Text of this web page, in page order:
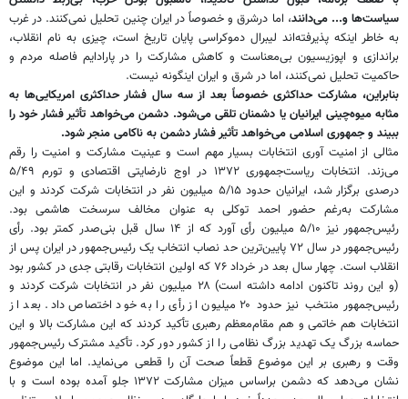
سیاست‌ها و... می‌دانند، اما درشرق و خصوصاً در ایران چنین تحلیل نمی‌کنند. در غرب
به خاطر اینکه پذیرفته‌اند لیبرال دموکراسی پایان تاریخ است، چیزی به نام انقلاب،
براندازی و اپوزیسیون بی‌معناست و کاهش مشارکت را در پارادایم فاصله مردم و
حاکمیت تحلیل نمی‌کنند، اما در شرق و ایران اینگونه نیست.
بنابراین، مشارکت حداکثری خصوصاً بعد از سه سال فشار حداکثری امریکایی‌ها به
مثابه میوه‌چینی ایرانیان یا دشمنان تلقی می‌شود. دشمن می‌خواهد تأثیر فشار خود را
ببیند و جمهوری اسلامی می‌خواهد تأثیر فشار دشمن به ناکامی منجر شود.
مثالی از امنیت آوری انتخابات بسیار مهم است و عینیت مشارکت و امنیت را رقم
می‌زند. انتخابات ریاست‌جمهوری ۱۳۷۲ در اوج نارضایتی اقتصادی و تورم ۵/۴۹
درصدی برگزار شد، ایرانیان حدود ۵/۱۵ میلیون نفر در انتخابات شرکت کردند و این
مشارکت به‌رغم حضور احمد توکلی به عنوان مخالف سرسخت هاشمی بود.
رئیس‌جمهور نیز ۵/۱۰ میلیون رأی آورد که از ۱۴ سال قبل بنی‌صدر کمتر بود. رأی
رئیس‌جمهور در سال ۷۲ پایین‌ترین حد نصاب انتخاب یک رئیس‌جمهور در ایران پس از
انقلاب است. چهار سال بعد در خرداد ۷۶ که اولین انتخابات رقابتی جدی در کشور بود
(و این روند تاکنون ادامه داشته است) ۲۸ میلیون نفر در انتخابات شرکت کردند و
رئیس‌جمهور منتخب نیز حدود ۲۰ میلیون از رأی را به خود اختصاص داد. بعد از
انتخابات هم خاتمی و هم مقام‌معظم رهبری تأکید کردند که این مشارکت بالا و این
حماسه بزرگ یک تهدید بزرگ نظامی را از کشور دور کرد. تأکید مشترک رئیس‌جمهور
وقت و رهبری بر این موضوع قطعاً صحت آن را قطعی می‌نماید. اما این موضوع
نشان می‌دهد که دشمن براساس میزان مشارکت ۱۳۷۲ جلو آمده بوده است و با